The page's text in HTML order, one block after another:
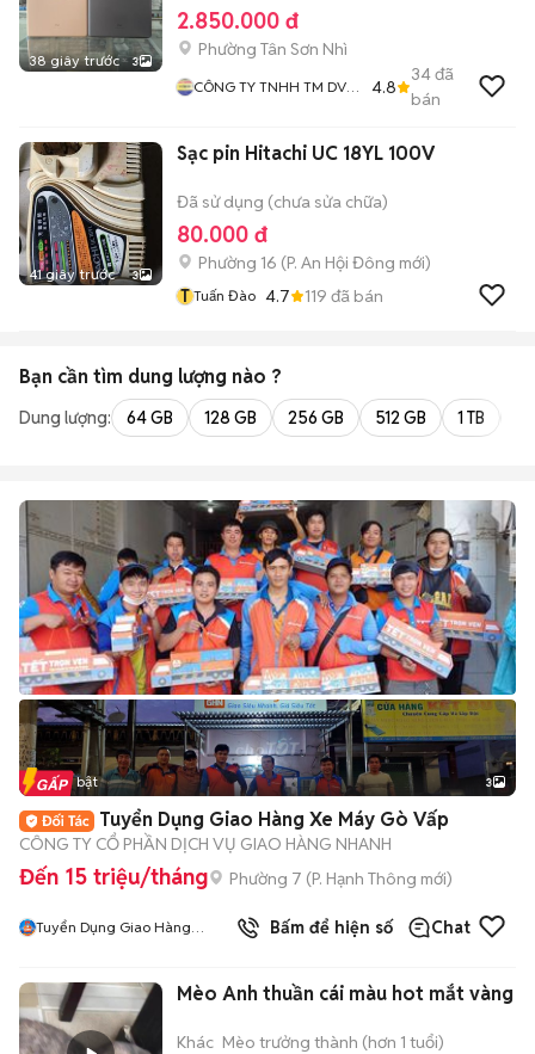
38 giây trước 3
2.850.000 đ
Phường Tân Sơn Nhì
CÔNG TY TNHH TM DV
4.8
34đã
bán
41 giây trước 3
Sạc pin Hitachi UC 18YL 100V
Đã sử dụng (chưa sửa chữa)
80.000 đ
Phường 16 (P. An Hội Đông mới)
T Tuấn Đào 4.7 119 đã bán
Bạn cần tìm dung lượng nào ?
Dung lượng: 64 GB 128 GB 256 GB 512 GB 1 TB
Tin nổi bật 3
Tuyển Dụng Giao Hàng Xe Máy Gò Vấp
CÔNG TY CỔ PHẦN DỊCH VỤ GIAO HÀNG NHANH
Đến 15 triệu/tháng Phường 7 (P. Hạnh Thông mới)
Tuyển Dụng Giao Hàng
Bấm để hiện số Chat
Mèo Anh thuần cái màu hot mắt vàng
Khác Mèo trưởng thành (hơn 1 tuổi)